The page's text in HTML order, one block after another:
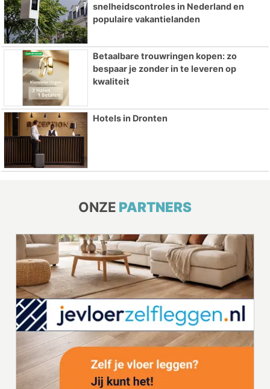
snelheidscontroles in Nederland en
populaire vakantielanden
Betaalbare trouwringen kopen: zo
bespaar je zonder in te leveren op
kwaliteit
Hotels in Dronten
ONZE PARTNERS